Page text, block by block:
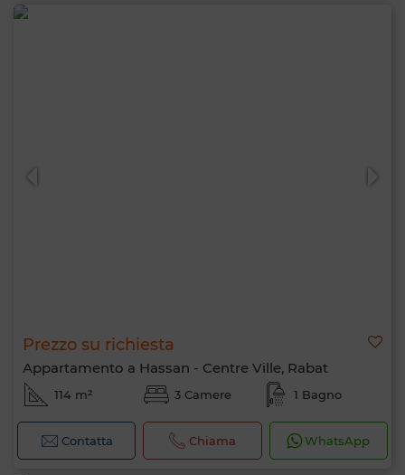
Prezzo su richiesta
Appartamento a Hassan - Centre Ville, Rabat
114 m² 3 Camere 1 Bagno
Contatta Chiama WhatsApp